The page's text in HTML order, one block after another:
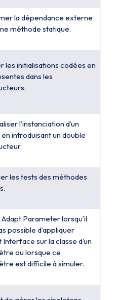
la dépendance externe
méthode statique.
les initialisations codées en
dans les
l’instanciation d’un
introduisant un double
les tests des méthodes
Adapt Parameterlorsqu’il
possible d’appliquer
Interface sur la classe d’un
ou lorsque ce
est difficile à simuler.